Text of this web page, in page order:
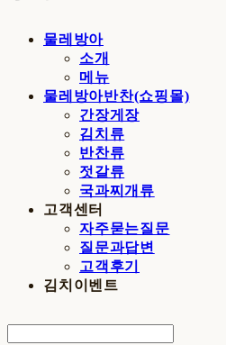
물레방아
소개
메뉴
물레방아반찬(쇼핑몰)
간장게장
김치류
반찬류
젓갈류
국과찌개류
고객센터
자주묻는질문
질문과답변
고객후기
김치이벤트